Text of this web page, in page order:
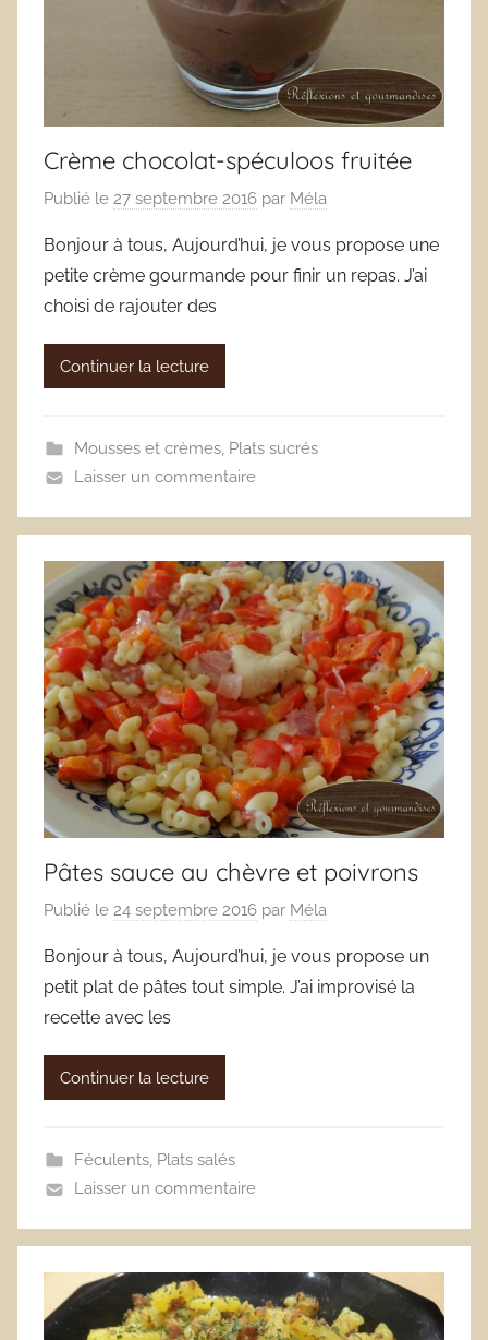
Crème chocolat-spéculoos fruitée
Publié le 27 septembre 2016 par Méla
Bonjour à tous, Aujourd’hui, je vous propose une
petite crème gourmande pour finir un repas. J’ai
choisi de rajouter des
Continuer la lecture
Mousses et crèmes, Plats sucrés
Laisser un commentaire
Pâtes sauce au chèvre et poivrons
Publié le 24 septembre 2016 par Méla
Bonjour à tous, Aujourd’hui, je vous propose un
petit plat de pâtes tout simple. J’ai improvisé la
recette avec les
Continuer la lecture
Féculents, Plats salés
Laisser un commentaire